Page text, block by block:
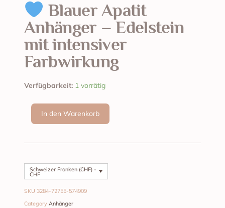
Blauer Apatit
Anhänger – Edelstein
mit intensiver
Farbwirkung
Verfügbarkeit: 1 vorrätig
Apatit
Menge
In den Warenkorb
Schweizer Franken (CHF) -
CHF
SKU 3284-72755-574909
Category Anhänger